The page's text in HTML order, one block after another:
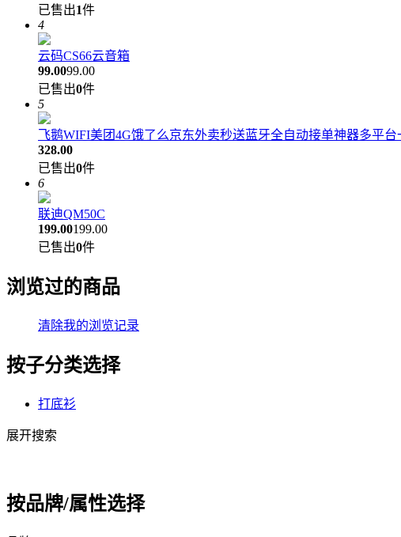
已售出1件
4
云码CS66云音箱
99.0099.00
已售出0件
5
飞鹅WIFI美团4G饿了么京东外卖秒送蓝牙全自动接单神器多平
328.00
已售出0件
6
联迪QM50C
199.00199.00
已售出0件
浏览过的商品
清除我的浏览记录
按子分类选择
打底衫
展开搜索
按品牌/属性选择